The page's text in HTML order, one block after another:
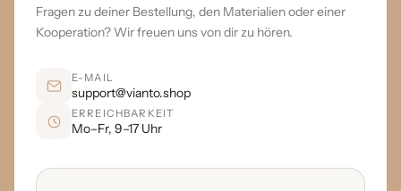
Fragen zu deiner Bestellung, den Materialien oder einer
Kooperation? Wir freuen uns von dir zu hören.
E-MAIL
support@vianto.shop
ERREICHBARKEIT
Mo–Fr, 9–17 Uhr